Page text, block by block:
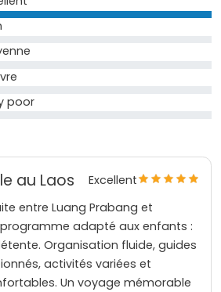
poor
au Laos
Excellent
entre Luang Prabang et
adapté aux enfants :
Organisation fluide, guides
activités variées et
Un voyage mémorable